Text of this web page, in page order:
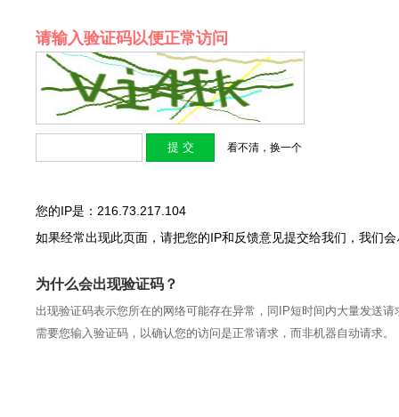
请输入验证码以便正常访问
看不清，换一个
您的IP是：216.73.217.104
如果经常出现此页面，请把您的IP和反馈意见提交给我们，我们
为什么会出现验证码？
出现验证码表示您所在的网络可能存在异常，同IP短时间内大量发送
需要您输入验证码，以确认您的访问是正常请求，而非机器自动请求。